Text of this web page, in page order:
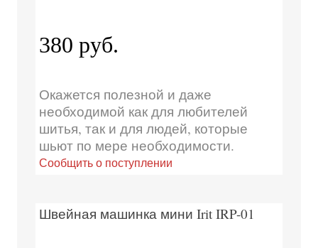
380 руб.
Окажется полезной и даже
необходимой как для любителей
шитья, так и для людей, которые
шьют по мере необходимости.
Сообщить о поступлении
Швейная машинка мини Irit IRP-01